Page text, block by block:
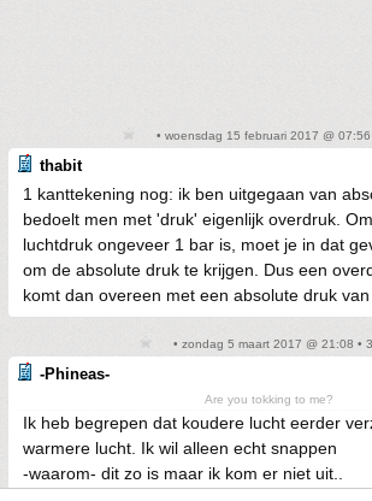
• woensdag 15 februari 2017 @ 07:56
thabit
1 kanttekening nog: ik ben uitgegaan van
bedoelt men met 'druk' eigenlijk overdruk.
luchtdruk ongeveer 1 bar is, moet je in dat
om de absolute druk te krijgen. Dus een
komt dan overeen met een absolute druk
• zondag 5 maart 2017 @ 21:08 •
-Phineas-
Are you tokking to me?
Ik heb begrepen dat koudere lucht eerder
warmere lucht. Ik wil alleen echt snappen
-waarom- dit zo is maar ik kom er niet uit..